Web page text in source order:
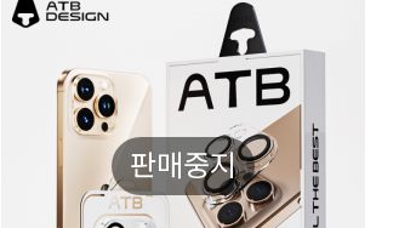
판매중지